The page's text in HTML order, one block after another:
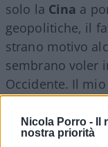
Nicola Porro -
nostra priorità
solo la Cina a
geopolitiche, il
strano motivo
sembrano voler
Occidente. Il
non si può
democrazie allo